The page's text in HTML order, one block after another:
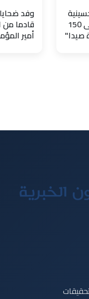
توزع مبالغ تتراوح من 100 الى 150
صيدا"
وفد
قادما من
أمير